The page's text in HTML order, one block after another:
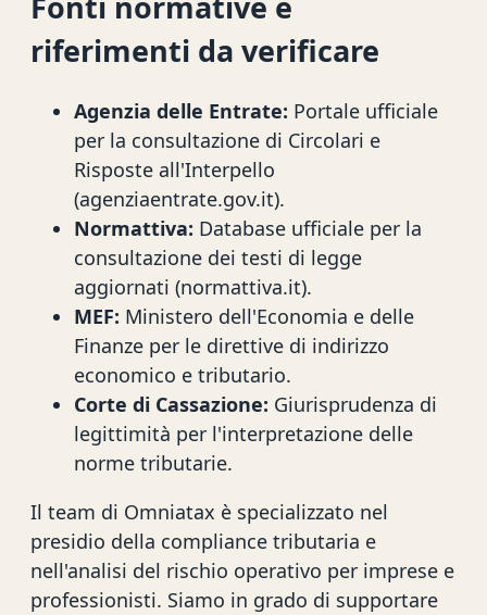
riferimenti da verificare
Agenzia delle Entrate: Portale ufficiale
per la consultazione di Circolari e
Risposte all'Interpello
(agenziaentrate.gov.it).
Normattiva: Database ufficiale per la
consultazione dei testi di legge
aggiornati (normattiva.it).
MEF: Ministero dell'Economia e delle
Finanze per le direttive di indirizzo
economico e tributario.
Corte di Cassazione: Giurisprudenza di
legittimità per l'interpretazione delle
norme tributarie.
Il team di Omniatax è specializzato nel
presidio della compliance tributaria e
nell'analisi del rischio operativo per imprese e
professionisti. Siamo in grado di supportare